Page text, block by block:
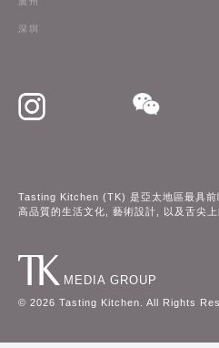
深圳
Tasting Kitchen (TK) 是亞太地區最具前
高品質的生活文化, 藝術設計, 以及舌尖上
MEDIA GROUP
© 2026 Tasting Kitchen. All Rights